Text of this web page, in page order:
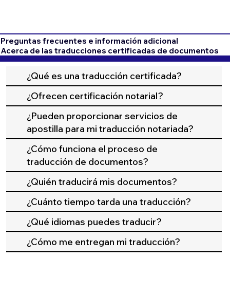
Preguntas frecuentes e información adicional
Acerca de las traducciones certificadas de documentos
¿Qué es una traducción certificada?
¿Ofrecen certificación notarial?
¿Pueden proporcionar servicios de
apostilla para mi traducción notariada?
¿Cómo funciona el proceso de
traducción de documentos?
¿Quién traducirá mis documentos?
¿Cuánto tiempo tarda una traducción?
¿Qué idiomas puedes traducir?
¿Cómo me entregan mi traducción?